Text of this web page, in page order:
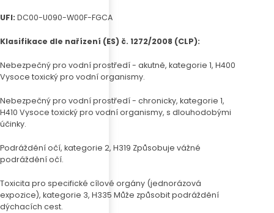
UFI: DC00-U090-W00F-FGCA
Klasifikace dle nařízení (ES) č. 1272/2008 (CLP):
Nebezpečný pro vodní prostředí - akutně, kategorie 1, H400
Vysoce toxický pro vodní organismy.
Nebezpečný pro vodní prostředí - chronicky, kategorie 1,
H410 Vysoce toxický pro vodní organismy, s dlouhodobými
účinky.
Podráždění očí, kategorie 2, H319 Způsobuje vážné
podráždění očí.
Toxicita pro specifické cílové orgány (jednorázová
expozice), kategorie 3, H335 Může způsobit podráždění
dýchacích cest.